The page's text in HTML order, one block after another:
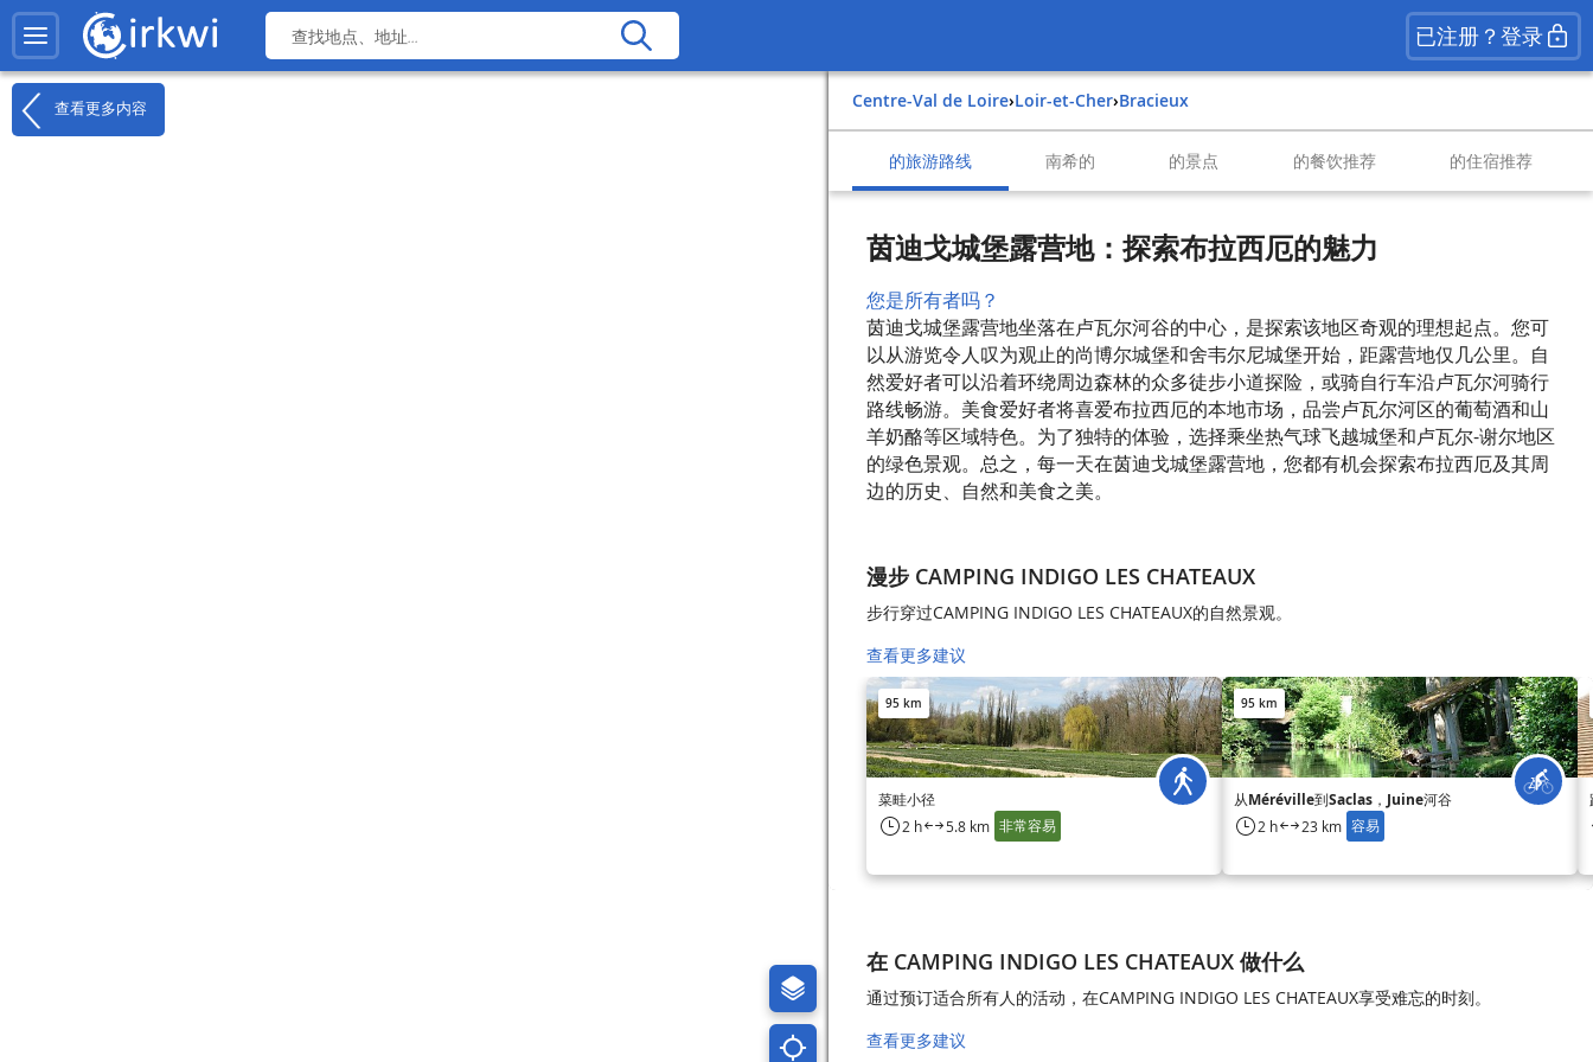
已注册？登录
查看更多内容 Centre-Val de Loire› Loir-et-Cher› Bracieux
的旅游路线 南希的 的景点 的餐饮推荐 的住宿推荐
茵迪戈城堡露营地：探索布拉西厄的魅力
您是所有者吗？
茵迪戈城堡露营地坐落在卢瓦尔河谷的中心，是探索该地区奇观的理想起点。您可
以从游览令人叹为观止的尚博尔城堡和舍韦尔尼城堡开始，距露营地仅几公里。自
然爱好者可以沿着环绕周边森林的众多徒步小道探险，或骑自行车沿卢瓦尔河骑行
路线畅游。美食爱好者将喜爱布拉西厄的本地市场，品尝卢瓦尔河区的葡萄酒和山
羊奶酪等区域特色。为了独特的体验，选择乘坐热气球飞越城堡和卢瓦尔-谢尔地区
的绿色景观。总之，每一天在茵迪戈城堡露营地，您都有机会探索布拉西厄及其周
边的历史、自然和美食之美。
漫步 CAMPING INDIGO LES CHATEAUX
步行穿过CAMPING INDIGO LES CHATEAUX的自然景观。
查看更多建议
95 km
菜畦小径
2 h 5.8 km 非常容易
95 km
从Méréville到Saclas，Juine河谷
2 h 23 km 容易
在 CAMPING INDIGO LES CHATEAUX 做什么
通过预订适合所有人的活动，在CAMPING INDIGO LES CHATEAUX享受难忘的时刻。
查看更多建议